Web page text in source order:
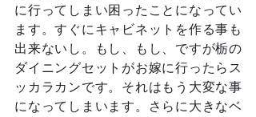
に行ってしまい困ったことになってい
ます。すぐにキャビネットを作る事も
出来ないし。もし、もし、ですが栃の
ダイニングセットがお嫁に行ったらス
ッカラカンです。それはもう大変な事
になってしまいます。さらに大きなベ